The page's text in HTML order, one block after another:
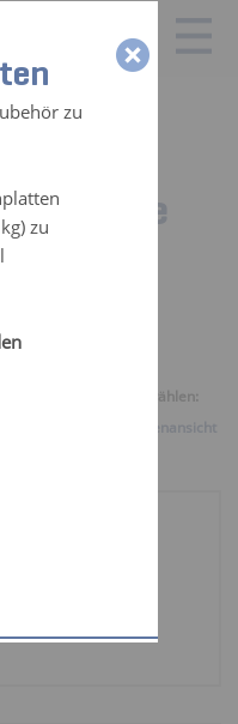
zu
zu
für:
Alle
Ansicht auswählen:
Listenansicht